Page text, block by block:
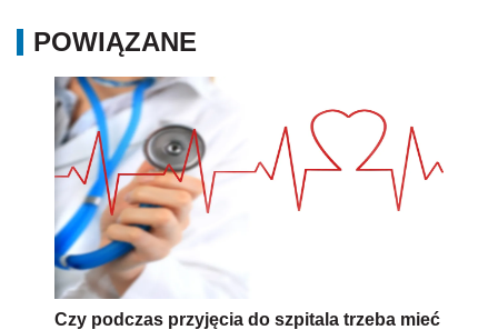
POWIĄZANE
Czy podczas przyjęcia do szpitala trzeba mieć